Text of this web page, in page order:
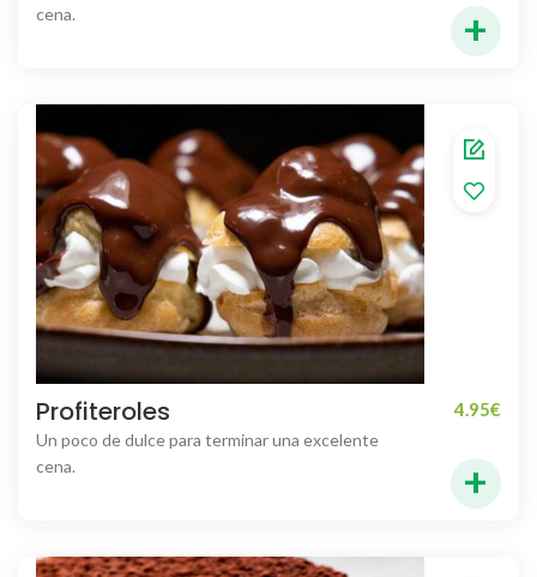
cena.
+
Profiteroles 4.95€
Un poco de dulce para terminar una excelente
cena.
+